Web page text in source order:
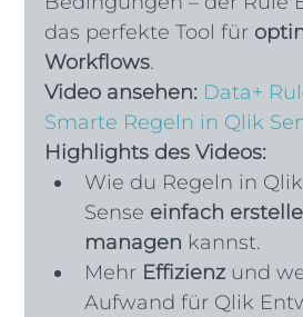
das perfekte Tool für
Workflows.
Video ansehen: Data+
Smarte Regeln in Qlik
Highlights des Videos:
Wie du Regeln in Qlik
Sense einfach
managen kannst.
Mehr Effizienz und
Aufwand für Qlik